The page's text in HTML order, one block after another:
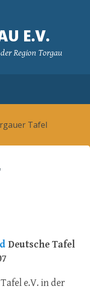
E.V.
Region Torgau
Tafel
Deutsche Tafel
e.V. in der